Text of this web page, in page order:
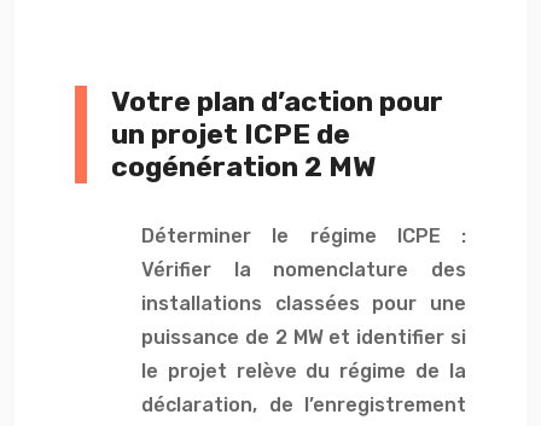
Votre plan d’action pour
un projet ICPE de
cogénération 2 MW
Déterminer le régime ICPE :
Vérifier la nomenclature des
installations classées pour une
puissance de 2 MW et identifier si
le projet relève du régime de la
déclaration, de l’enregistrement